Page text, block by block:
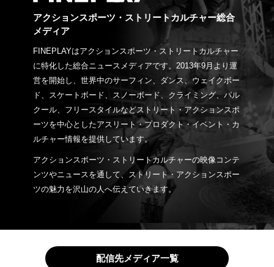
アクションスポーツ・ストリートカルチャー総合
メディア
FINEPLAYはアクションスポーツ・ストリートカルチャー
に特化した総合ニュースメディアです。2013年9月より運
営を開始し、世界中のサーフィン、ダンス、ウェイクボー
ド、スケートボード、スノーボード、クライミング、パル
クール、フリースタイルなどストリート・アクションスポ
ーツを中心としたアスリート・プロダクト・イベント・カ
ルチャー情報を提供しています。
アクションスポーツ・ストリートカルチャーの映像コンテ
ンツやニュースを通して、ストリート・アクションスポー
ツの魅力を沢山の人へ伝えていきます。
配信先メディア一覧